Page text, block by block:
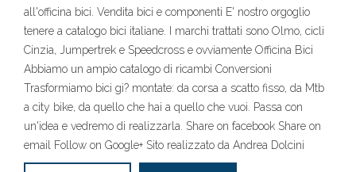
all'officina bici. Vendita bici e componenti E' nostro orgoglio
tenere a catalogo bici italiane. I marchi trattati sono Olmo, cicli
Cinzia, Jumpertrek e Speedcross e ovviamente Officina Bici
Abbiamo un ampio catalogo di ricambi Conversioni
Trasformiamo bici gi? montate: da corsa a scatto fisso, da Mtb
a city bike, da quello che hai a quello che vuoi. Passa con
un'idea e vedremo di realizzarla. Share on facebook Share on
email Follow on Google+ Sito realizzato da Andrea Dolcini